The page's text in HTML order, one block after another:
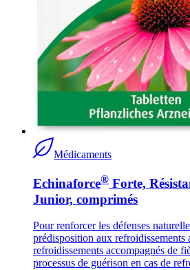
Médicaments
Echinaforce® Forte,
Junior, comprimés
Pour renforcer les défenses
prédisposition aux refroidissements
refroidissements accompagnés de
processus de guérison en cas de